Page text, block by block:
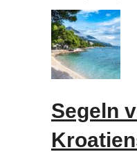
Segeln